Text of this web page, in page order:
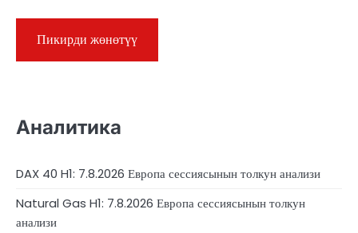
Аналитика
DAX 40 H1: 7.8.2026 Европа сессиясынын толкун анализи
Natural Gas H1: 7.8.2026 Европа сессиясынын толкун
анализи